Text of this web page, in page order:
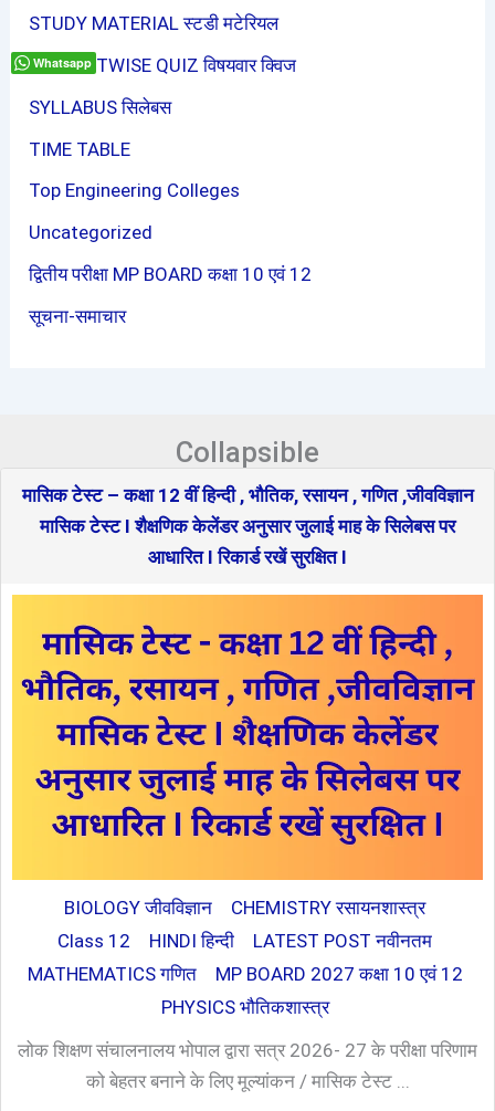
STUDY MATERIAL स्टडी मटेरियल
SUBJECTWISE QUIZ विषयवार क्विज
SYLLABUS सिलेबस
TIME TABLE
Top Engineering Colleges
Uncategorized
द्वितीय परीक्षा MP BOARD कक्षा 10 एवं 12
सूचना-समाचार
Collapsible
मासिक टेस्ट – कक्षा 12 वीं हिन्दी , भौतिक, रसायन , गणित ,जीवविज्ञान
मासिक टेस्ट I शैक्षणिक केलेंडर अनुसार जुलाई माह के सिलेबस पर
आधारित I रिकार्ड रखें सुरक्षित I
BIOLOGY जीवविज्ञान
CHEMISTRY रसायनशास्त्र
Class 12
HINDI हिन्दी
LATEST POST नवीनतम
MATHEMATICS गणित
MP BOARD 2027 कक्षा 10 एवं 12
PHYSICS भौतिकशास्त्र
लोक शिक्षण संचालनालय भोपाल द्वारा सत्र 2026- 27 के परीक्षा परिणाम
को बेहतर बनाने के लिए मूल्यांकन / मासिक टेस्ट ...
Whatsapp